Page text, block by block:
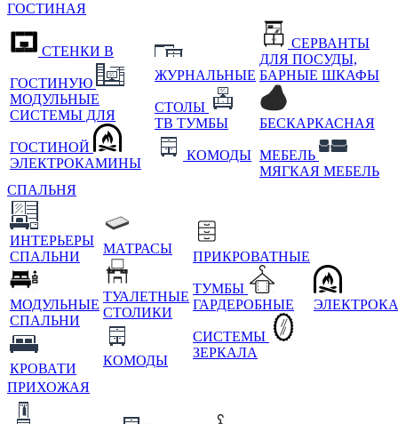
ГОСТИНАЯ
СТЕНКИ В
ГОСТИНУЮ
МОДУЛЬНЫЕ
СИСТЕМЫ ДЛЯ
ГОСТИНОЙ
ЭЛЕКТРОКАМИНЫ
ЖУРНАЛЬНЫЕ
СТОЛЫ
ТВ ТУМБЫ
КОМОДЫ
СЕРВАНТЫ
ДЛЯ ПОСУДЫ,
БАРНЫЕ ШКАФЫ
БЕСКАРКАСНАЯ
МЕБЕЛЬ
МЯГКАЯ МЕБЕЛЬ
СПАЛЬНЯ
ИНТЕРЬЕРЫ
СПАЛЬНИ
МОДУЛЬНЫЕ
СПАЛЬНИ
КРОВАТИ
МАТРАСЫ
ТУАЛЕТНЫЕ
СТОЛИКИ
КОМОДЫ
ПРИКРОВАТНЫЕ
ТУМБЫ
ГАРДЕРОБНЫЕ
СИСТЕМЫ
ЗЕРКАЛА
ПРИХОЖАЯ